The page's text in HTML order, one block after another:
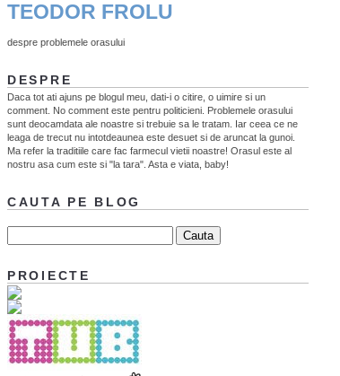
TEODOR FROLU
despre problemele orasului
DESPRE
Daca tot ati ajuns pe blogul meu, dati-i o citire, o uimire si un
comment. No comment este pentru politicieni. Problemele orasului
sunt deocamdata ale noastre si trebuie sa le tratam. Iar ceea ce ne
leaga de trecut nu intotdeaunea este desuet si de aruncat la gunoi.
Ma refer la traditiile care fac farmecul vietii noastre! Orasul este al
nostru asa cum este si "la tara". Asta e viata, baby!
CAUTA PE BLOG
PROIECTE